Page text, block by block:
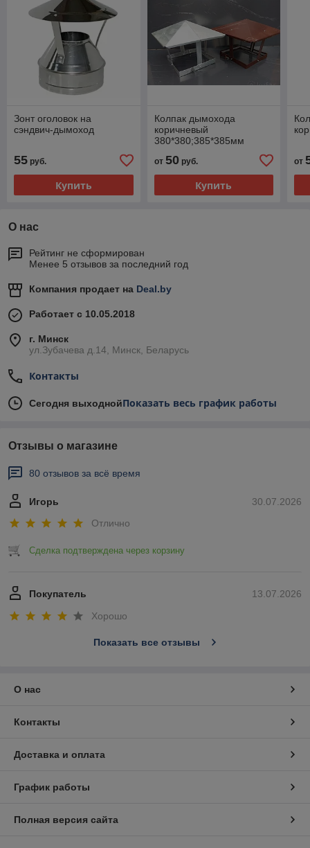
Зонт оголовок на
сэндвич-дымоход
55 руб.
Купить
Колпак дымохода
коричневый
380*380;385*385мм
от 50руб.
Купить
от
О нас
Рейтинг не сформирован
Менее 5 отзывов за последний год
Компания продает на Deal.by
Работает с 10.05.2018
г. Минск
ул.Зубачева д.14, Минск, Беларусь
Контакты
Сегодня выходнойПоказать весь график работы
Отзывы о магазине
80 отзывов за всё время
30.07.2026
Игорь
Отлично
Сделка подтверждена через корзину
13.07.2026
Покупатель
Хорошо
Показать все отзывы
О нас
Контакты
Доставка и оплата
График работы
Полная версия сайта